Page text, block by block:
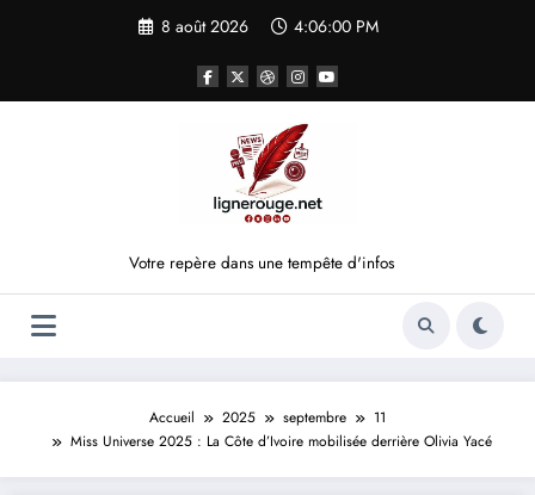
8 août 2026 4:06:01 PM
Votre repère dans une tempête d'infos
Accueil 2025 septembre
11
Miss Universe 2025 : La Côte d’Ivoire mobilisée derrière Olivia Yacé